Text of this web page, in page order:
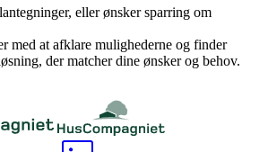
eller ønsker sparring om
med at afklare mulighederne og finder
der matcher dine ønsker og behov.